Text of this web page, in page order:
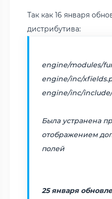
Так как 16 января
дистрибутива:
engine/modules/
engine/inc/
engine/inc/
Была устранена
отображением
полей
25 января